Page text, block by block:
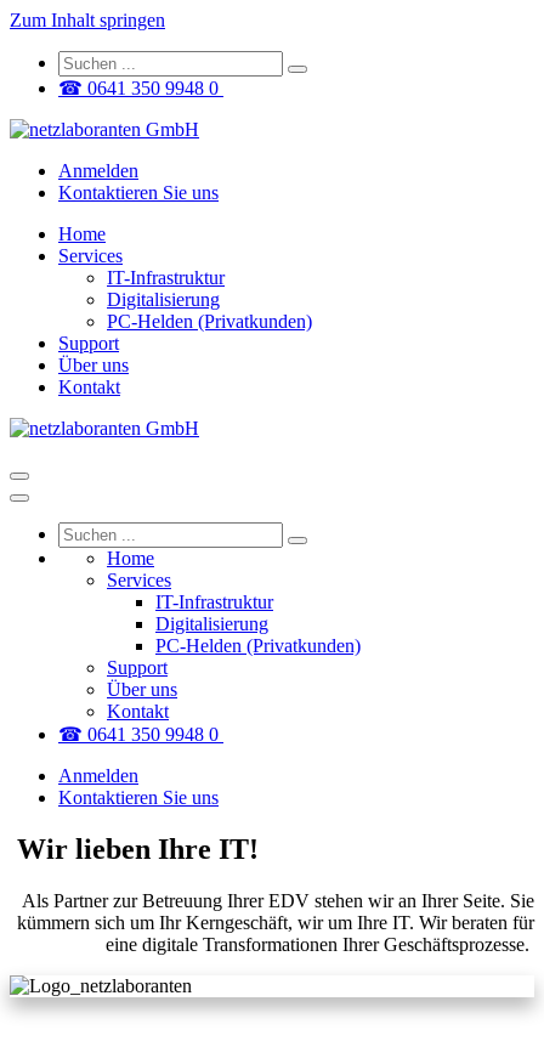
Zum Inhalt springen
☎ 0641 350 9948 0
Anmelden
Kontaktieren Sie uns
Home
Services
IT-Infrastruktur
Digitalisierung
PC-Helden (Privatkunden)
Support
Über uns
Kontakt
Home
Services
IT-Infrastruktur
Digitalisierung
PC-Helden (Privatkunden)
Support
Über uns
Kontakt
☎ 0641 350 9948 0
Anmelden
Kontaktieren Sie uns
Wir lieben Ihre IT!
Als Partner zur Betreuung Ihrer EDV stehen wir an Ihrer Seite. Sie
kümmern sich um Ihr Kerngeschäft, wir um Ihre IT. Wir beraten für
eine digitale Transformationen Ihrer Geschäftsprozesse.